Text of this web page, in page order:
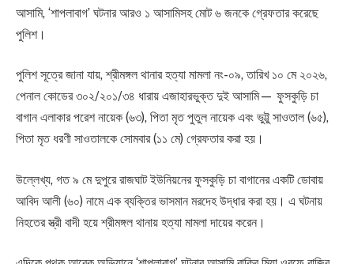
আসামি, ‘শাপলাবাগ’ ঘটনার আরও ১ আসামিসহ মোট ৬ জনকে গ্রেফতার করেছে
পুলিশ।
পুলিশ সূত্রে জানা যায়, শ্রীমঙ্গল থানার হত্যা মামলা নং-০৯, তারিখ ১০ মে ২০২৬,
পেনাল কোডের ৩০২/২০১/৩৪ ধারায় এজাহারভুক্ত দুই আসামি— ফুসকুড়ি চা
বাগান এলাকার পরেশ নায়েক (৬৩), পিতা মৃত পুতুল নায়েক এবং ভুট্টু সাওতাল (৬৫),
পিতা মৃত ধরণী সাওতালকে সোমবার (১১ মে) গ্রেফতার করা হয়।
উল্লেখ্য, গত ৯ মে দুপুরে রাজঘাট ইউনিয়নের ফুসকুড়ি চা বাগানের একটি ডোবায়
আবিদ আলী (৬০) নামে এক ব্যক্তির ভাসমান মরদেহ উদ্ধার করা হয়। এ ঘটনায়
নিহতের স্ত্রী বাদী হয়ে শ্রীমঙ্গল থানায় হত্যা মামলা দায়ের করেন।